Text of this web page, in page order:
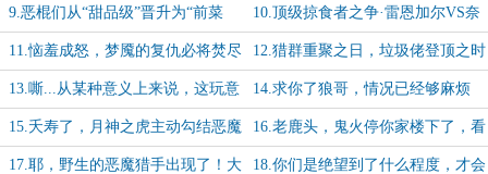
魔也能成为好狗
9.恶棍们从“甜品级”晋升为“前菜
级”已经超努力了好不好？
10.顶级掠食者之争·雷恩加尔VS奈
德丽
11.恼羞成怒，梦魇的复仇必将焚尽
世界！
12.猎群重聚之日，垃圾佬登顶之时
13.嘶...从某种意义上来说，这玩意
也算是个神技了
14.求你了狼哥，情况已经够麻烦
了，别再添乱了
15.夭寿了，月神之虎主动勾结恶魔
残害虚空忠良啦
16.老鹿头，鬼火停你家楼下了，看
好车，顺便给我炒两菜
17.耶，野生的恶魔猎手出现了！大 18.你们是绝望到了什么程度，才会